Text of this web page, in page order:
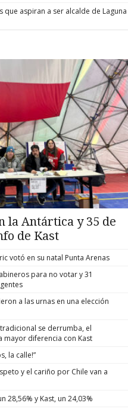
aspiran a ser alcalde de Laguna
la Antártica y 35 de
de Kast
votó en su natal Punta Arenas
para no votar y 31
a las urnas en una elección
se derrumba, el
mayor diferencia con Kast
la calle!”
y el cariño por Chile van a
28,56% y Kast, un 24,03%